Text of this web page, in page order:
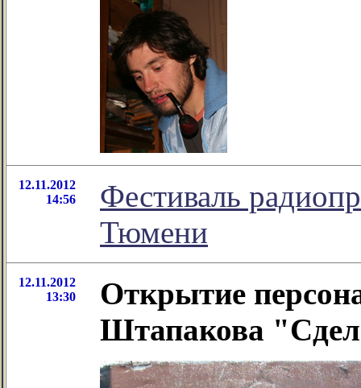
12.11.2012
14:56
Фестиваль
Тюмени
12.11.2012
13:30
Открытие
Штапакова